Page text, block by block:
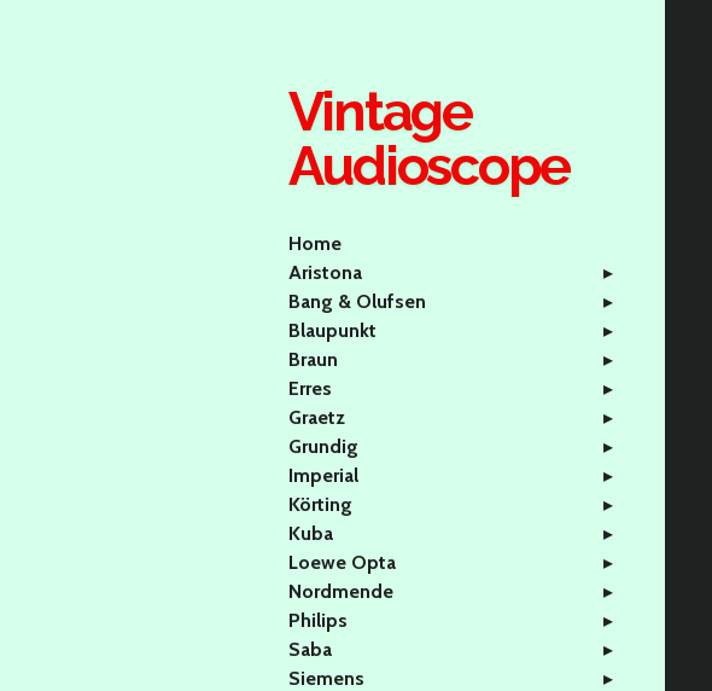
Vintage
Audioscope
Home
Aristona
Bang & Olufsen
Blaupunkt
Braun
Erres
Graetz
Grundig
Imperial
Körting
Kuba
Loewe Opta
Nordmende
Philips
Saba
Siemens